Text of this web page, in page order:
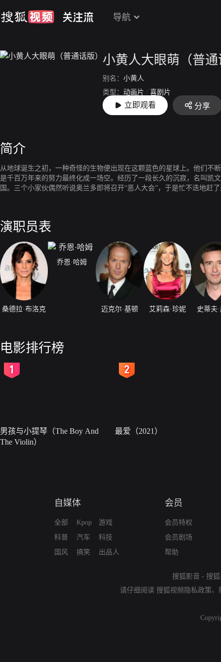
导航
小黄人大眼萌（普
别名： 小黄人
类型： 动画片 / 喜剧片
上映： 2015-09-13
立即观看 分享
简介
从地球诞生之初，一种奇怪的生物便出现在这颗蓝色的星球上。他们不
是千百万年来的努力最终化成一场空。经历了一段长久的沉寂，名叫凯
国。三个小家伙偶然听说奥兰多即将召开“恶人大会”，于是忙不迭地赶
演职员表
桑德拉·布洛克
乔恩·哈姆
迈克尔·基顿 艾莉森·珍妮 史蒂夫
电影排行榜
男孩与小提琴（The Boy And
The Violin）
最爱（2021）
自媒体
全部
科普
国风
Kpop
汽车
搞笑
游戏
科技
出品人
会员
会员特权
会员剧场
帮助
搜狐影音 - 搜
请仔细阅读 搜狐视频隐私政策、